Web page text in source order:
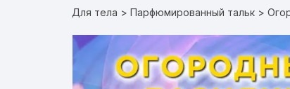
Для тела > Парфюмированный тальк >